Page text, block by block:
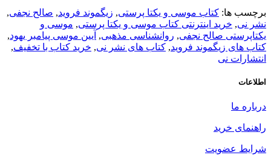
برچسب ها: کتاب موسی و یکتا پرستی, زیگموند فروید, صالح نجفی,
نشر نی, خرید اینترنتی کتاب موسی و یکتا پرستی, موسی و
یکتاپرستی صالح نجفی, روانشناسی مذهبی, آیین موسی پیامبر یهود,
کتاب های زیگموند فروید, کتاب های نشر نی, خرید کتاب با تخفیف,
انتشارات نی
اطلاعات
درباره ما
راهنمای خرید
شرایط عضویت